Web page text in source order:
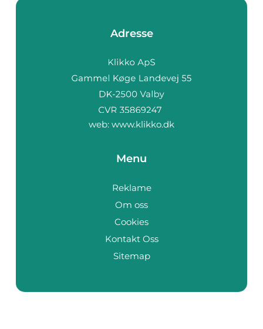
Adresse
web: www.klikko.dk
Menu
Reklame
Om oss
Cookies
Kontakt Oss
Sitemap